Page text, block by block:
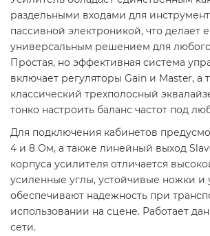
раздельными входами для
пассивной электроникой, что делает
универсальным решением для любого
Простая, но эффективная система
включает регуляторы Gain и Master, а
классический трехполосный
тонко настроить баланс частот под
Для подключения кабинетов
4 и 8 Ом, а также линейный выход
корпуса усилителя отличается
усиленные углы, устойчивые ножки и
обеспечивают надежность при
использовании на сцене. Работает
сети.